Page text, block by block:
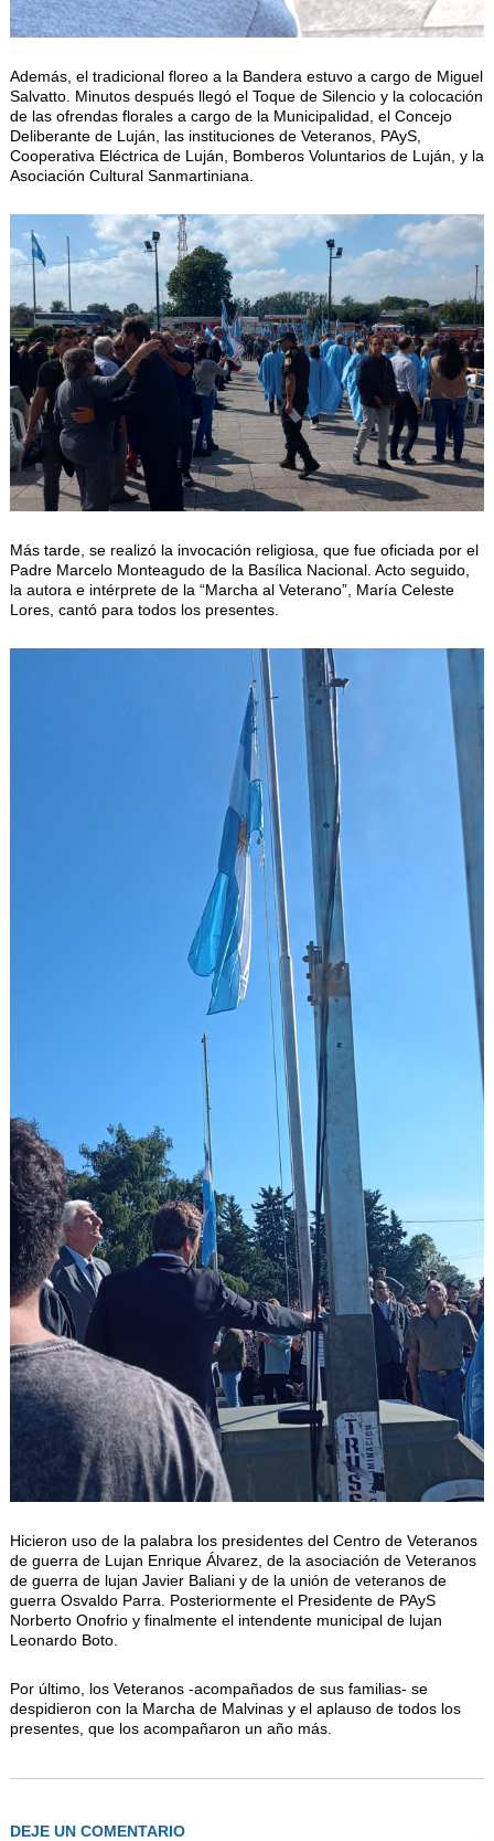
Además, el tradicional floreo a la Bandera estuvo a cargo de Miguel
Salvatto. Minutos después llegó el Toque de Silencio y la colocación
de las ofrendas florales a cargo de la Municipalidad, el Concejo
Deliberante de Luján, las instituciones de Veteranos, PAyS,
Cooperativa Eléctrica de Luján, Bomberos Voluntarios de Luján, y la
Asociación Cultural Sanmartiniana.
Más tarde, se realizó la invocación religiosa, que fue oficiada por el
Padre Marcelo Monteagudo de la Basílica Nacional. Acto seguido,
la autora e intérprete de la “Marcha al Veterano”, María Celeste
Lores, cantó para todos los presentes.
Hicieron uso de la palabra los presidentes del Centro de Veteranos
de guerra de Lujan Enrique Álvarez, de la asociación de Veteranos
de guerra de lujan Javier Baliani y de la unión de veteranos de
guerra Osvaldo Parra. Posteriormente el Presidente de PAyS
Norberto Onofrio y finalmente el intendente municipal de lujan
Leonardo Boto.
Por último, los Veteranos -acompañados de sus familias- se
despidieron con la Marcha de Malvinas y el aplauso de todos los
presentes, que los acompañaron un año más.
DEJE UN COMENTARIO